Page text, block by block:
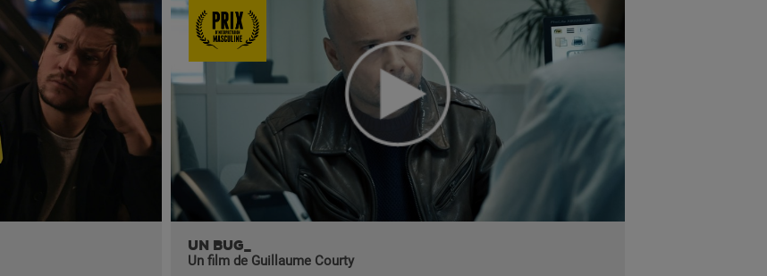
UN BUG_
Un film de Guillaume Courty